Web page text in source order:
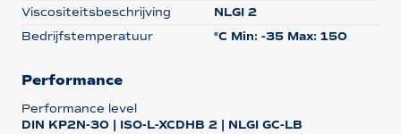
Viscositeitsbeschrijving
NLGI 2
Bedrijfstemperatuur
°C Min: -35 Max: 150
Performance
Performance level
DIN KP2N-30 | ISO-L-XCDHB 2 | NLGI GC-LB